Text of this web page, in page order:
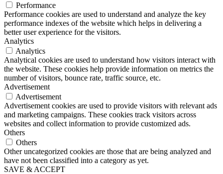
Performance
Performance cookies are used to understand and analyze the key
performance indexes of the website which helps in delivering a
better user experience for the visitors.
Analytics
Analytics
Analytical cookies are used to understand how visitors interact with
the website. These cookies help provide information on metrics the
number of visitors, bounce rate, traffic source, etc.
Advertisement
Advertisement
Advertisement cookies are used to provide visitors with relevant ads
and marketing campaigns. These cookies track visitors across
websites and collect information to provide customized ads.
Others
Others
Other uncategorized cookies are those that are being analyzed and
have not been classified into a category as yet.
SAVE & ACCEPT